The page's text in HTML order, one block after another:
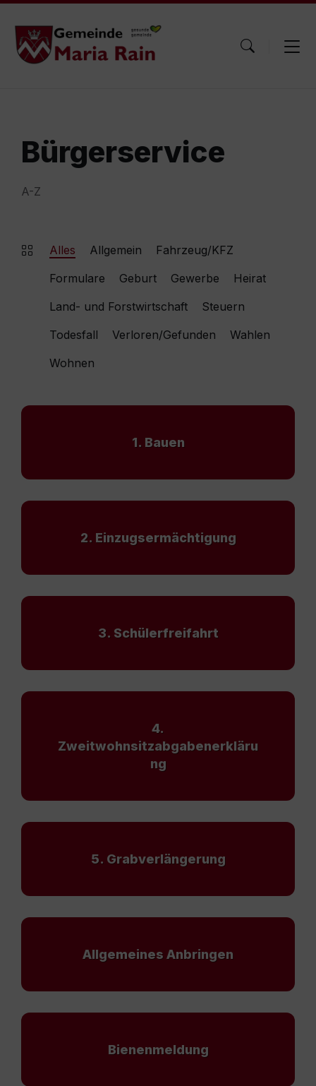
Skip
content
Skip
main
navigation
Skip
footer
Bürgerservice
A-Z
Alles Allgemein
Fahrzeug/KFZ
Formulare
Geburt Gewerbe
Heirat
Land- und Forstwirtschaft
Steuern
Todesfall
Verloren/Gefunden
Wahlen
Wohnen
1. Bauen
2. Einzugsermächtigung
3. Schülerfreifahrt
4.
Zweitwohnsitzabgabenerkläru
ng
5. Grabverlängerung
Allgemeines Anbringen
Bienenmeldung